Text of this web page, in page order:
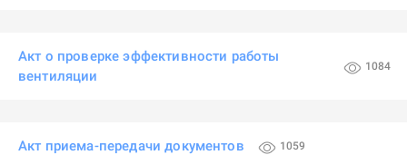
Акт о проверке эффективности работы
вентиляции
1084
Акт приема-передачи документов 1059